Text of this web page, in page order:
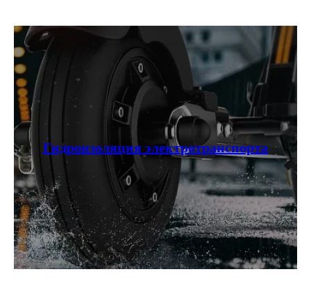
Гидроизоляция электротранспорта
Вся представленная на сайте информация, носит информационный характер и ни при каких
условиях не является публичной офертой, определяемой положениями Статьи 437(2)
Гражданского кодекса РФ.